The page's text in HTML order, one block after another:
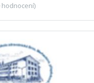
hodnocení)